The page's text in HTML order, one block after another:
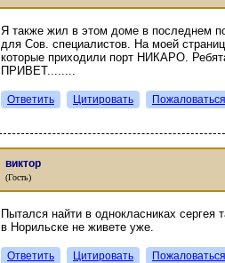
Я также жил в этом доме в последнем
для Сов. специалистов. На моей
которые приходили порт НИКАРО.
ПРИВЕТ........
Ответить Цитировать Пожаловаться
виктор
(Гость)
Пытался найти в однокласниках
в Норильске не живете уже.
Ответить Цитировать Пожаловаться